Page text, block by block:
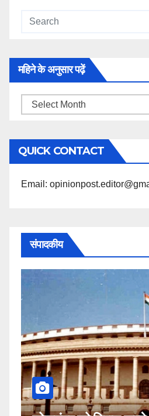
महिने के अनुसार पढ़ें
महिने
अनुसार
पढ़ें
QUICK CONTACT
Email:
संपादकीय
कहीं यह